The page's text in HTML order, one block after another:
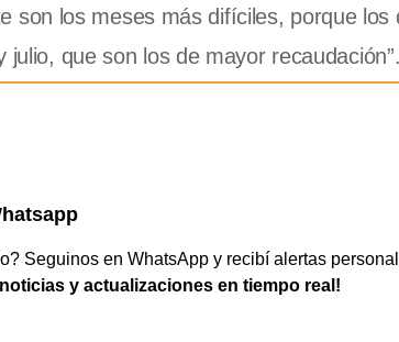
son los meses más difíciles, porque
que son los de mayor recaudación”.
Seguinos en WhatsApp y recibí alertas
y actualizaciones en tiempo real!